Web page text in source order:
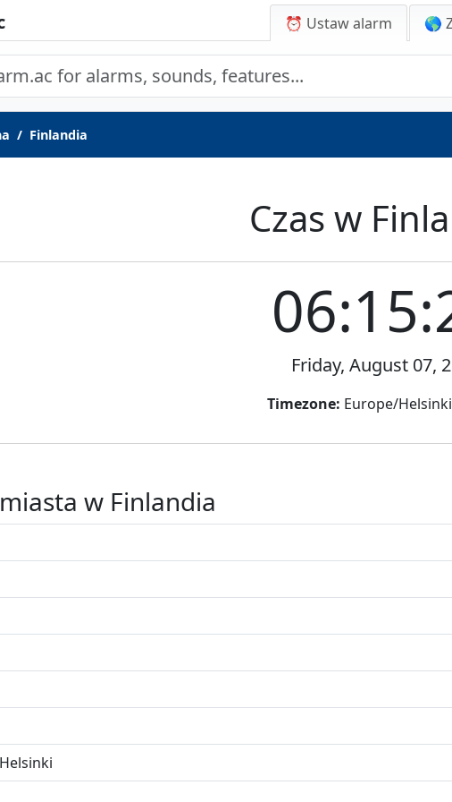
⏰ Ustaw alarm 🌎
Finlandia
Czas w
Friday, August 07,
Timezone: Europe/
w Finlandia